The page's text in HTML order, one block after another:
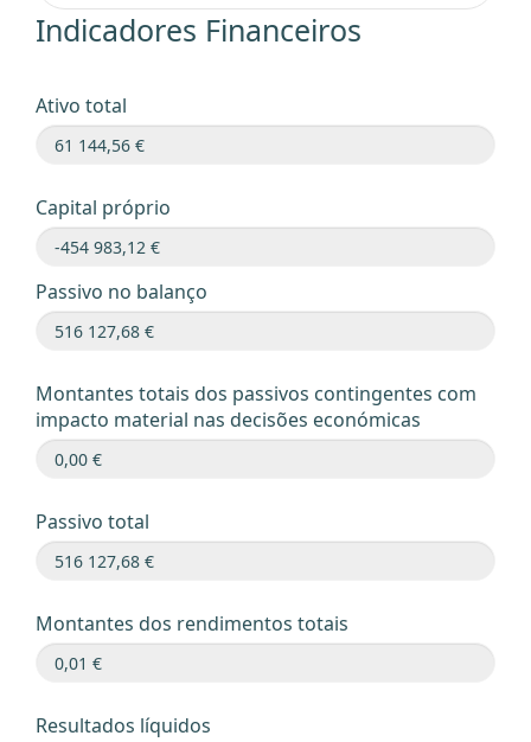
Indicadores Financeiros
Ativo total
Capital próprio
Passivo no balanço
Montantes totais dos passivos contingentes com
impacto material nas decisões económicas
Passivo total
Montantes dos rendimentos totais
Resultados líquidos